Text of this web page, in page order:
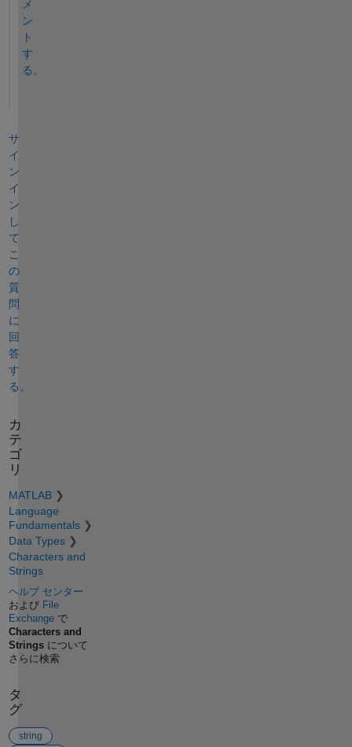
メ
ン
ト
す
る。
サ
イ
ン
イ
ン
し
て
こ
の
質
問
に
回
答
す
る。
カ
テ
ゴ
リ
MATLAB
Language
Fundamentals
Data Types
Characters and
Strings
ヘルプ センター
および File
Exchangeで
Characters and
Stringsについて
さらに検索
タ
グ
string